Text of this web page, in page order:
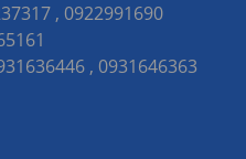
, 0922991690
, 0931646363